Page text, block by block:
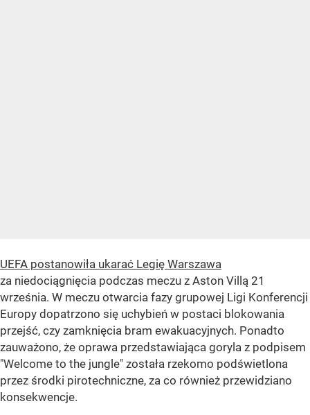
UEFA postanowiła ukarać Legię Warszawa
za niedociągnięcia podczas meczu z Aston Villą 21
września. W meczu otwarcia fazy grupowej Ligi Konferencji
Europy dopatrzono się uchybień w postaci blokowania
przejść, czy zamknięcia bram ewakuacyjnych. Ponadto
zauważono, że oprawa przedstawiająca goryla z podpisem
"Welcome to the jungle" została rzekomo podświetlona
przez środki pirotechniczne, za co również przewidziano
konsekwencje.